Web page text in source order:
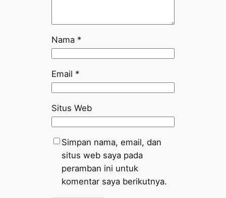
Nama *
Email *
Situs Web
Simpan nama, email, dan
situs web saya pada
peramban ini untuk
komentar saya berikutnya.